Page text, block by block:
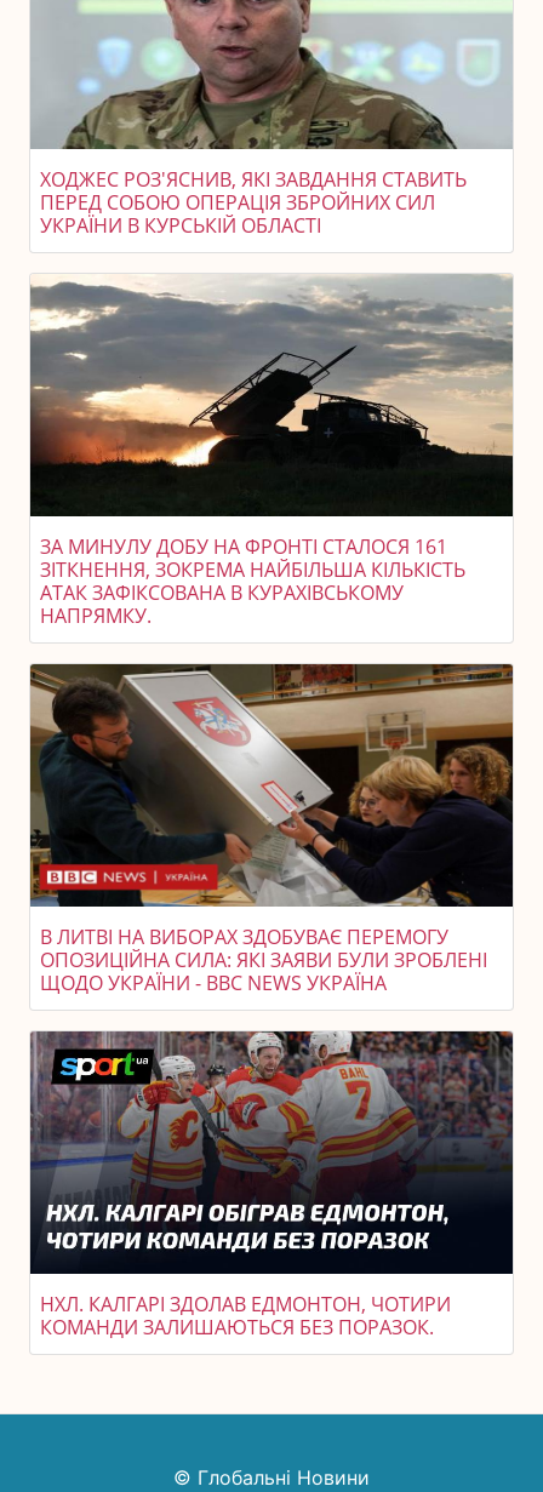
ХОДЖЕС РОЗ'ЯСНИВ, ЯКІ ЗАВДАННЯ СТАВИТЬ
ПЕРЕД СОБОЮ ОПЕРАЦІЯ ЗБРОЙНИХ СИЛ
УКРАЇНИ В КУРСЬКІЙ ОБЛАСТІ
ЗА МИНУЛУ ДОБУ НА ФРОНТІ СТАЛОСЯ 161
ЗІТКНЕННЯ, ЗОКРЕМА НАЙБІЛЬША КІЛЬКІСТЬ
АТАК ЗАФІКСОВАНА В КУРАХІВСЬКОМУ
НАПРЯМКУ.
В ЛИТВІ НА ВИБОРАХ ЗДОБУВАЄ ПЕРЕМОГУ
ОПОЗИЦІЙНА СИЛА: ЯКІ ЗАЯВИ БУЛИ ЗРОБЛЕНІ
ЩОДО УКРАЇНИ - BBC NEWS УКРАЇНА
НХЛ. КАЛГАРІ ЗДОЛАВ ЕДМОНТОН, ЧОТИРИ
КОМАНДИ ЗАЛИШАЮТЬСЯ БЕЗ ПОРАЗОК.
© Глобальні Новини